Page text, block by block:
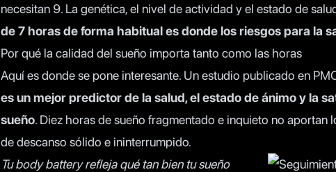
necesitan 9. La genética, el nivel de actividad y el estado de
de 7 horas de forma habitual es donde los riesgos para la
Por qué la calidad del sueño importa tanto como las horas
Aquí es donde se pone interesante. Unestudio publicado en
es un mejor predictor de la salud, el estado de ánimo y la
sueño. Diez horas de sueño fragmentado e inquieto no aportan
de descanso sólido e ininterrumpido.
Tu body battery refleja qué tan bien tu sueño